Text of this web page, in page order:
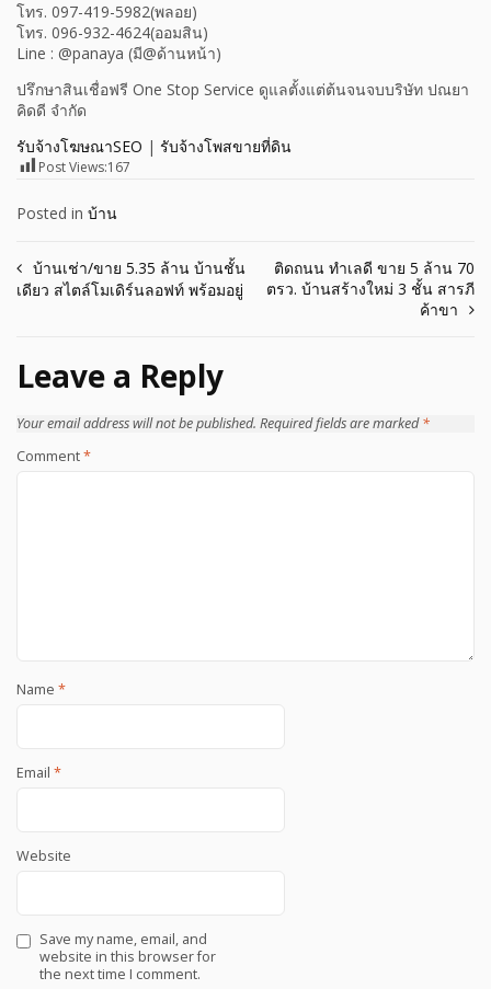
โทร. 097-419-5982(พลอย)
โทร. 096-932-4624(ออมสิน)
Line : @panaya (มี@ด้านหน้า)
ปรึกษาสินเชื่อฟรี One Stop Service ดูแลตั้งแต่ต้นจนจบบริษัท ปณยา
คิดดี จำกัด
รับจ้างโฆษณาSEO | รับจ้างโพสขายที่ดิน
Post Views:167
Posted in บ้าน
Post
บ้านเช่า/ขาย 5.35 ล้าน บ้านชั้น
เดียว สไตล์โมเดิร์นลอฟท์ พร้อมอยู่
ติดถนน ทำเลดี ขาย 5 ล้าน 70
ตรว. บ้านสร้างใหม่ 3 ชั้น สารภี
ค้าขา
Leave a Reply
Your email address will not be published. Required fields are marked*
Comment*
Name *
Email *
Website
Save my name, email, and
website in this browser for
the next time I comment.